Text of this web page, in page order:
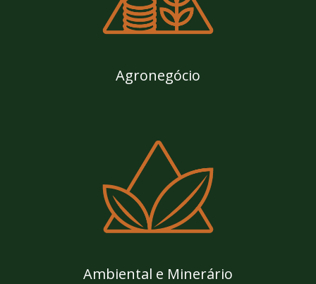
Agronegócio
Ambiental e Minerário